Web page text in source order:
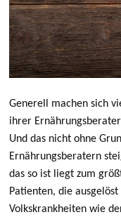
Generell machen sich
ihrer
Und das nicht ohne
Ernährungsberatern
das so ist liegt zum
Patienten, die
Volkskrankheiten wie